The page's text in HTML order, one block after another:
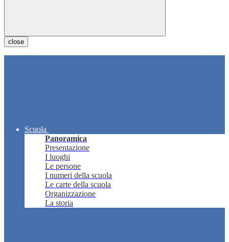
close
Scuola
Panoramica
Presentazione
I luoghi
Le persone
I numeri della scuola
Le carte della scuola
Organizzazione
La storia